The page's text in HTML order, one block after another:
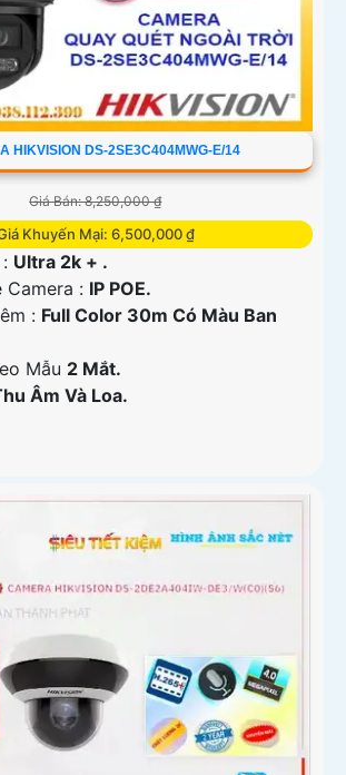
HIKVISION DS-2SE3C404MWG-E/14
Giá Bán: 8,250,000 ₫
Khuyến Mại: 6,500,000 ₫
Ultra 2k + .
Camera : IP POE.
: Full Color 30m Có Màu Ban
Mẫu 2 Mắt.
Âm Và Loa.